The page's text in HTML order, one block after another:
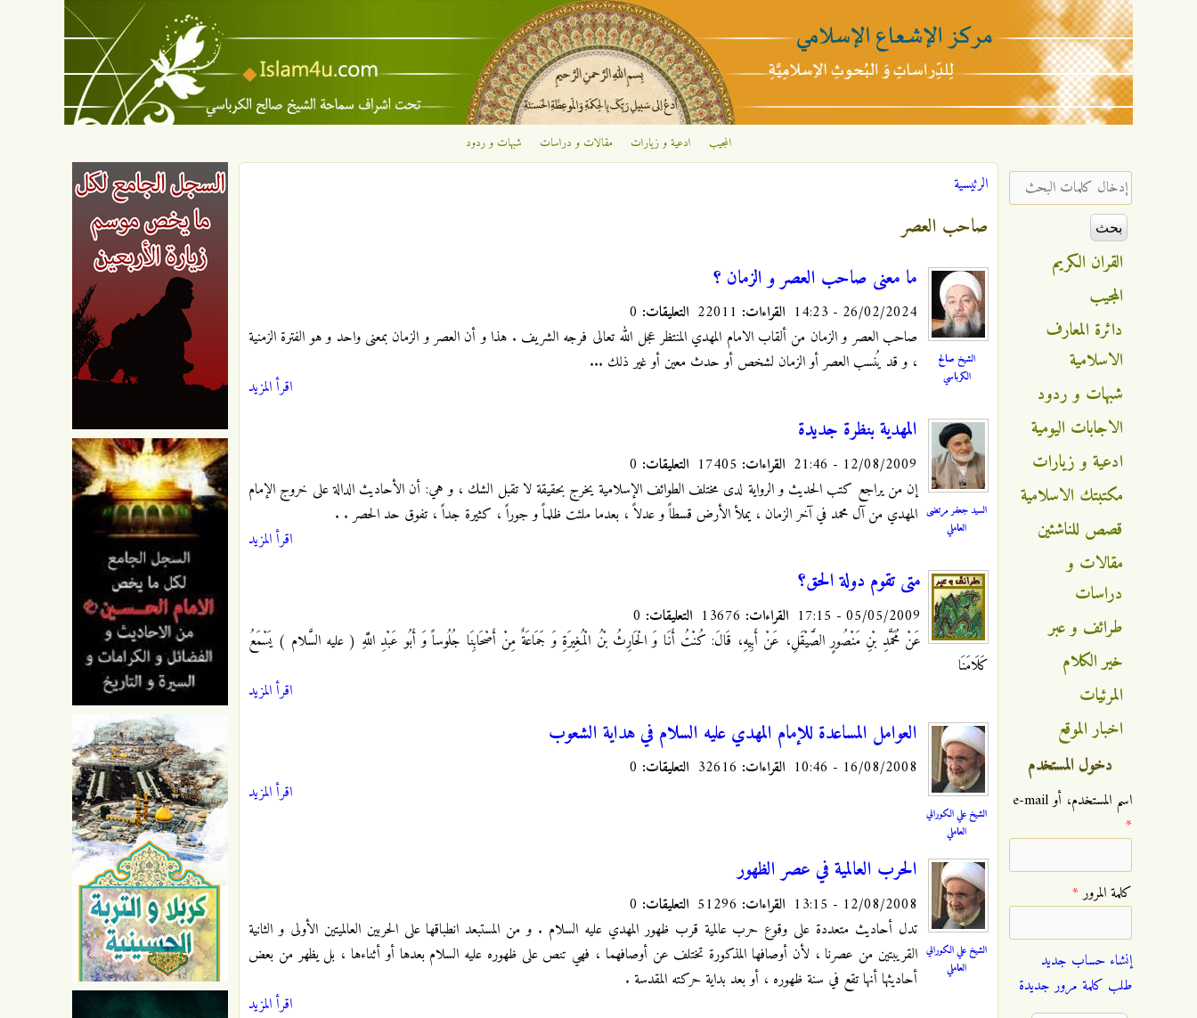
تجاوز إلى المحتوى الرئيسي
الإشعاع
الإسلامي
المجيب ادعية و زيارات مقالات و دراسات شبهات و ردود
أنت هنا
الرئيسية
صاحب العصر
الشيخ صالح
الكرباسي
ما معنى صاحب العصر و الزمان ؟
26/02/2024 - 14:23 القراءات: التعليقات:
صاحب العصر و الزمان من ألقاب الامام المهدي المنتظر عجل الله تعالى فرجه الشريف . هذا و أن العصر و الزمان بمعنى واحد و هو الفترة الزمنية
، و قد يُنسب العصر أو الزمان لشخص أو حدث معين أو غير ذلك ...
اقرأ المزيد
السيد جعفر مرتضى
العاملي
المهدية بنظرة جديدة
12/08/2009 - 21:46 القراءات: التعليقات:
إن من يراجع كتب الحديث و الرواية لدى مختلف الطوائف الإسلامية يخرج بحقيقة لا تقبل الشك ، و هي: أن الأحاديث الدالة على خروج الإمام
المهدي من آل محمد في آخر الزمان ، يملأ الأرض قسطاً و عدلاً ، بعدما ملئت ظلماً و جوراً ، كثيرة جداً ، تفوق حد الحصر . .
اقرأ المزيد
متى تقوم دولة الحق؟
05/05/2009 - 17:15 القراءات: التعليقات:
عَنْ مُحَمَّدِ بْنِ مَنْصُورٍ الصَّيْقَلِ، عَنْ أَبِيهِ، قَالَ: كُنْتُ أَنَا وَ الْحَارِثُ بْنُ الْمُغِيرَةِ وَ جَمَاعَةٌ مِنْ أَصْحَابِنَا جُلُوساً وَ أَبُو عَبْدِ اللَّهِ ( عليه السَّلام ) يَسْمَعُ
كَلَامَنَا
اقرأ المزيد
الشيخ علي الكوراني
العاملي
العوامل المساعدة للإمام المهدي عليه السلام في هداية الشعوب
16/08/2008 - 10:46 القراءات: التعليقات:
اقرأ المزيد
الشيخ علي الكوراني
العاملي
الحرب العالمية في عصر الظهور
12/08/2008 - 13:15 القراءات: التعليقات:
تدل أحاديث متعددة على وقوع حرب عالمية قرب ظهور المهدي عليه السلام . و من المستبعد انطباقها على الحربين العالميتين الأولى و الثانية
القريبتين من عصرنا ، لأن أوصافها المذكورة تختلف عن أوصافهما ، فهي تنص على ظهوره عليه السلام بعدها أو أثناءها ، بل يظهر من بعض
أحاديثها أنها تقع في سنة ظهوره ، أو بعد بداية حركته المقدسة .
اقرأ المزيد
‏إدخال كلمات البحث ‏
القران الكريم
المجيب
دائرة المعارف
الاسلامية
شبهات و ردود
الاجابات اليومية
ادعية و زيارات
مكتبتك الاسلامية
قصص للناشئين
مقالات و
دراسات
طرائف و عبر
خير الكلام
المرئيات
اخبار الموقع
دخول المستخدم
‏اسم المستخدم، أو e-mail
*
‏كلمة المرور ‏*
إنشاء حساب جديد
طلب كلمة مرور جديدة